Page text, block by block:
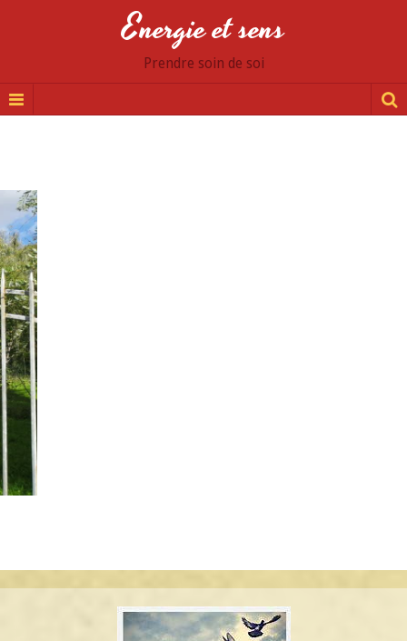
Energie et sens
Prendre soin de soi